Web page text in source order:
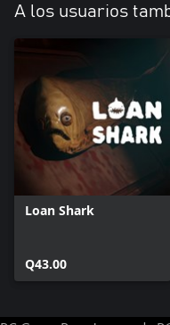
A los usuarios
Loan Shark
Q43.00